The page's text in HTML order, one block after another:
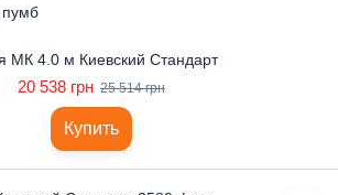
МК 4.0 м Киевский Стандарт
20 538 грн 25 514 грн
Купить